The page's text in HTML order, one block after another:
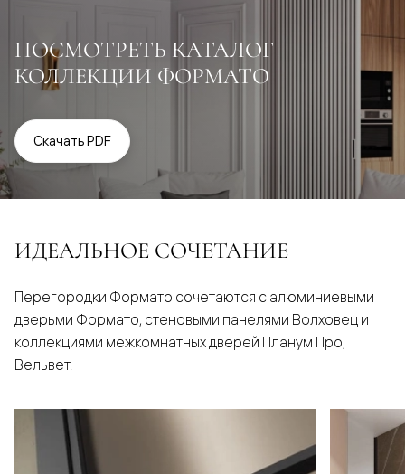
ПОСМОТРЕТЬ КАТАЛОГ
КОЛЛЕКЦИИ ФОРМАТО
Скачать PDF
ИДЕАЛЬНОЕ СОЧЕТАНИЕ
Перегородки Формато сочетаются с алюминиевыми
дверьми Формато, стеновыми панелями Волховец и
коллекциями межкомнатных дверей Планум Про,
Вельвет.